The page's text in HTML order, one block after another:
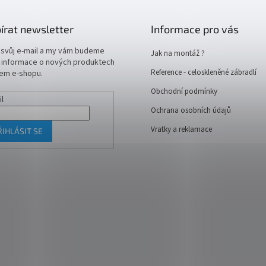
newsletter
e-mail a my vám budeme
o nových produktech
e-shopu.
SE
Informace pro vás
Jak na montáž ?
Reference - celoskleněné zábradlí
Obchodní podmínky
Ochrana osobních údajů
Vratky a reklamace